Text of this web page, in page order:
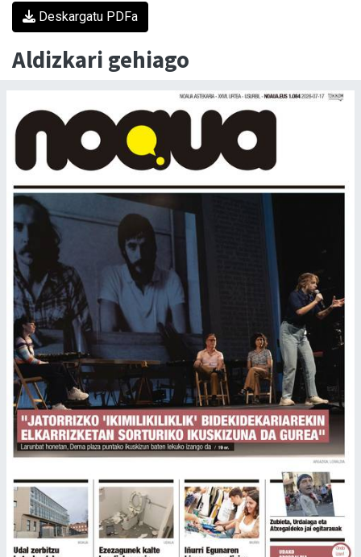
Deskargatu PDFa
Aldizkari gehiago